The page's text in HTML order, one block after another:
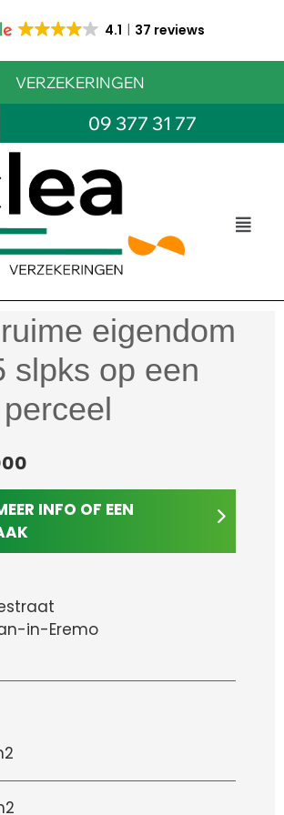
4.1 37 reviews
VERZEKERINGEN
09 377 31 77
eigendom
slpks op een
INFO OF EEN
in-Eremo